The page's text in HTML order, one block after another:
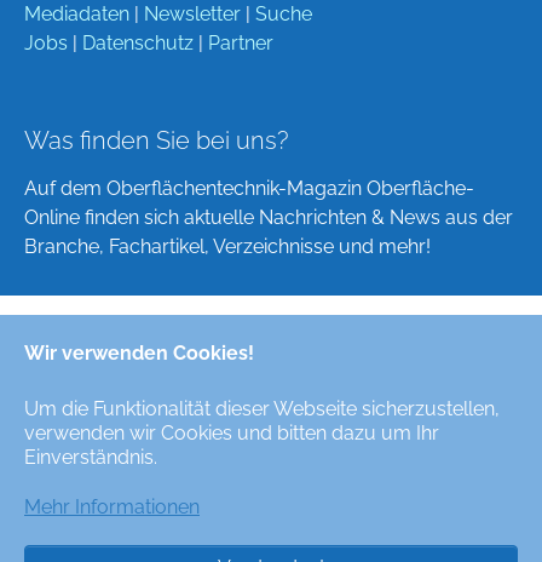
Wir verwenden Cookies!
Um die Funktionalität dieser Webseite sicherzustellen,
verwenden wir Cookies und bitten dazu um Ihr
Einverständnis.
Mehr Informationen
Mediadaten
Newsletter
Suche
Jobs
Datenschutz Partner
Was finden Sie bei uns?
Auf dem Oberflächentechnik-Magazin Oberfläche-
Online finden sich aktuelle Nachrichten & News aus der
Branche, Fachartikel, Verzeichnisse und mehr!
Deutsch
Alle Rechte/All Rights Reserved © Oberfläche-Online,
das digitale Oberflächentechnik-Magazin / the digital
surface technologies magazine